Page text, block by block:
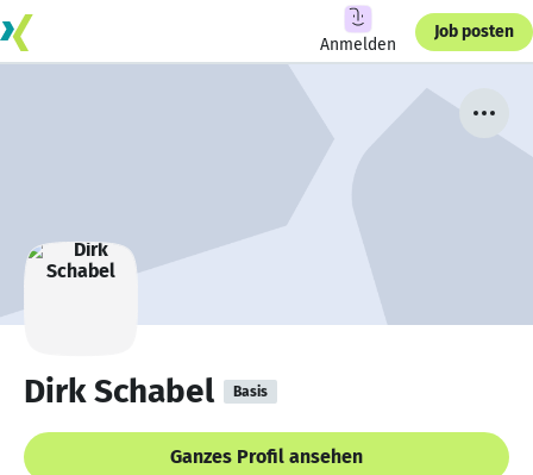
Anmelden
Job posten
Dirk Schabel Basis
Ganzes Profil ansehen